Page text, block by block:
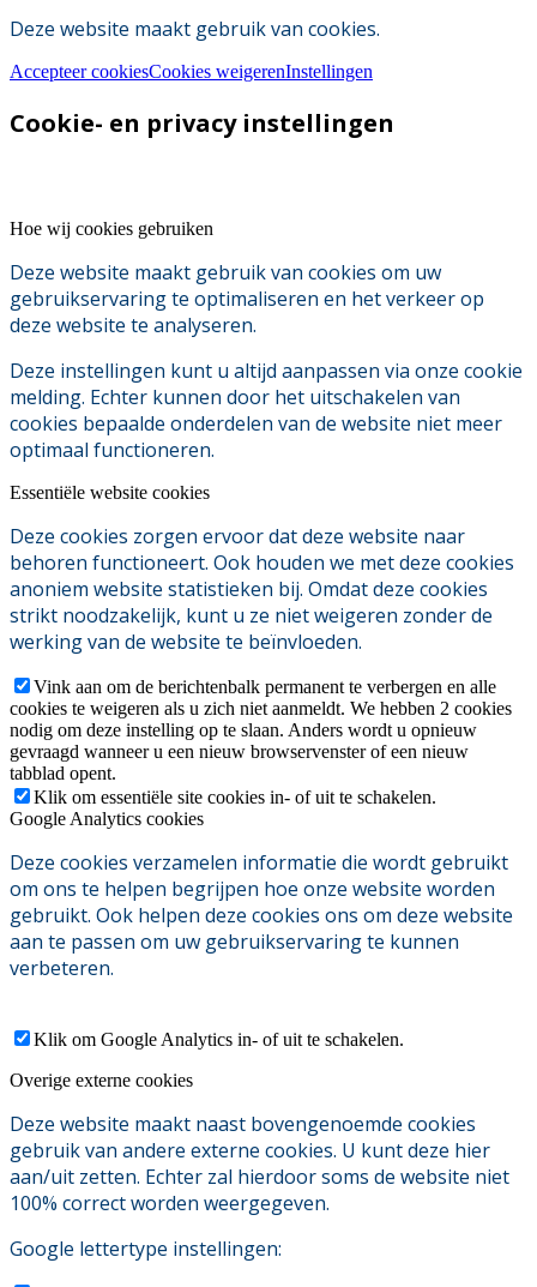
Deze website maakt gebruik van cookies.
Accepteer cookiesCookies weigerenInstellingen
Cookie- en privacy instellingen
Hoe wij cookies gebruiken
Deze website maakt gebruik van cookies om uw
gebruikservaring te optimaliseren en het verkeer op
deze website te analyseren.
Deze instellingen kunt u altijd aanpassen via onze cookie
melding. Echter kunnen door het uitschakelen van
cookies bepaalde onderdelen van de website niet meer
optimaal functioneren.
Essentiële website cookies
Deze cookies zorgen ervoor dat deze website naar
behoren functioneert. Ook houden we met deze cookies
anoniem website statistieken bij. Omdat deze cookies
strikt noodzakelijk, kunt u ze niet weigeren zonder de
werking van de website te beïnvloeden.
Vink aan om de berichtenbalk permanent te verbergen en alle
cookies te weigeren als u zich niet aanmeldt. We hebben 2 cookies
nodig om deze instelling op te slaan. Anders wordt u opnieuw
gevraagd wanneer u een nieuw browservenster of een nieuw
tabblad opent.
Klik om essentiële site cookies in- of uit te schakelen.
Google Analytics cookies
Deze cookies verzamelen informatie die wordt gebruikt
om ons te helpen begrijpen hoe onze website worden
gebruikt. Ook helpen deze cookies ons om deze website
aan te passen om uw gebruikservaring te kunnen
verbeteren.
Klik om Google Analytics in- of uit te schakelen.
Overige externe cookies
Deze website maakt naast bovengenoemde cookies
gebruik van andere externe cookies. U kunt deze hier
aan/uit zetten. Echter zal hierdoor soms de website niet
100% correct worden weergegeven.
Google lettertype instellingen: